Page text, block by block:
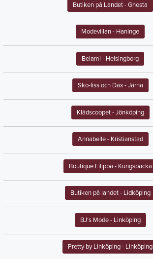
Butiken på Landet- Gnesta
Modevillan- Haninge
Belami - Helsingborg
Sko-liss och Dax- Järna
Klädscoopet- Jönköping
Annabelle- Kristianstad
Boutique Filippa - Kungsbacka
Butiken på landet- Lidköping
BJ´s Mode- Linköping
Pretty by Linköping- Linköping